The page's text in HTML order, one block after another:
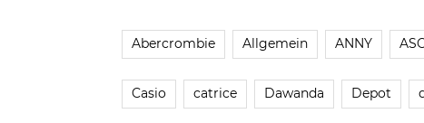
Abercrombie Allgemein ANNY
Casio catrice Dawanda Depot